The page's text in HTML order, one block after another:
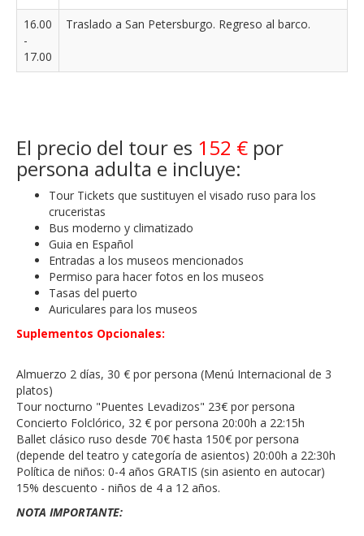
16.00
-
17.00
Traslado a San Petersburgo. Regreso al barco.
El precio del tour es 152 € por
persona adulta e incluye:
Tour Tickets que sustituyen el visado ruso para los
cruceristas
Bus moderno y climatizado
Guia en Español
Entradas a los museos mencionados
Permiso para hacer fotos en los museos
Tasas del puerto
Auriculares para los museos
Suplementos Opcionales:
Almuerzo 2 días, 30 € por persona (Menú Internacional de 3
platos)
Tour nocturno "Puentes Levadizos" 23€ por persona
Concierto Folclórico, 32 € por persona 20:00h a 22:15h
Ballet clásico ruso desde 70€ hasta 150€ por persona
(depende del teatro y categoría de asientos) 20:00h a 22:30h
Política de niños: 0-4 años GRATIS (sin asiento en autocar)
15% descuento - niños de 4 a 12 años.
NOTA IMPORTANTE: